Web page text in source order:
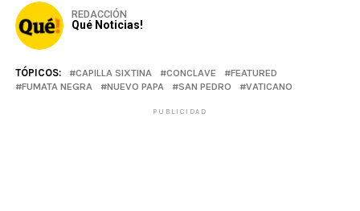
REDACCIÓN
Qué Noticias!
TÓPICOS: CAPILLA SIXTINA CONCLAVE
FEATURED
FUMATA NEGRA
NUEVO PAPA SAN PEDRO VATICANO
PUBLICIDAD